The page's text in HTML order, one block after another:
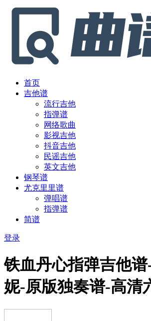
首页
吉他谱
流行吉他
指弹谱
网络歌曲
影视吉他
抖音吉他
民谣吉他
英文吉他
钢琴谱
尤克里里谱
弹唱谱
指弹谱
简谱
登录
铁血丹心指弹吉他
妮-原版独奏谱-高清